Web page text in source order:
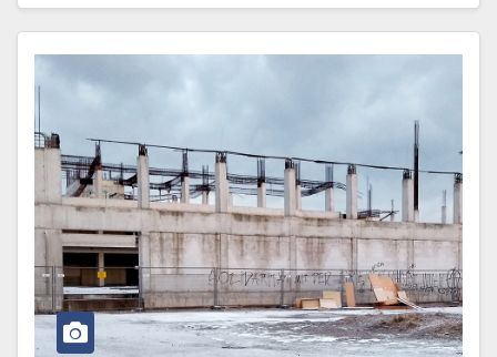
Mehr erfahren